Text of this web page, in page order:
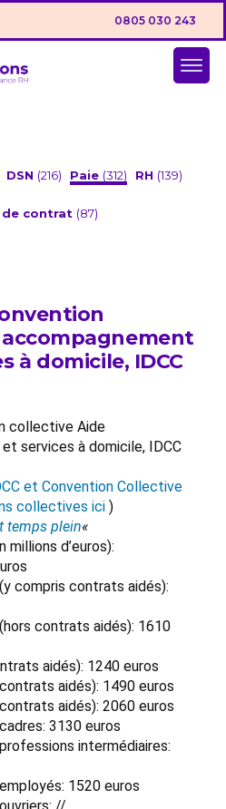
0805 030 243
DSN (216) Paie (312) RH (139)
de contrat (87)
à domicile, IDCC
collective Aide
services à domicile, IDCC
et Convention Collective
collectives ici )
temps plein«
millions d’euros):
compris contrats aidés):
contrats aidés): 1610
aidés): 1240 euros
aidés): 1490 euros
aidés): 2060 euros
3130 euros
intermédiaires:
1520 euros